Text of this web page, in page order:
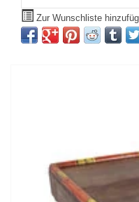
Zur Wunschliste